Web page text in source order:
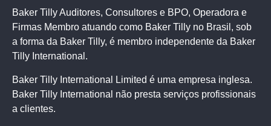
Baker Tilly Auditores, Consultores e BPO, Operadora e
Firmas Membro atuando como Baker Tilly no Brasil, sob
a forma da Baker Tilly, é membro independente da Baker
Tilly International.
Baker Tilly International Limited é uma empresa inglesa.
Baker Tilly International não presta serviços profissionais
a clientes.